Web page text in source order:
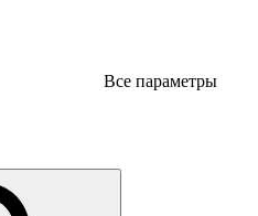
Все параметры